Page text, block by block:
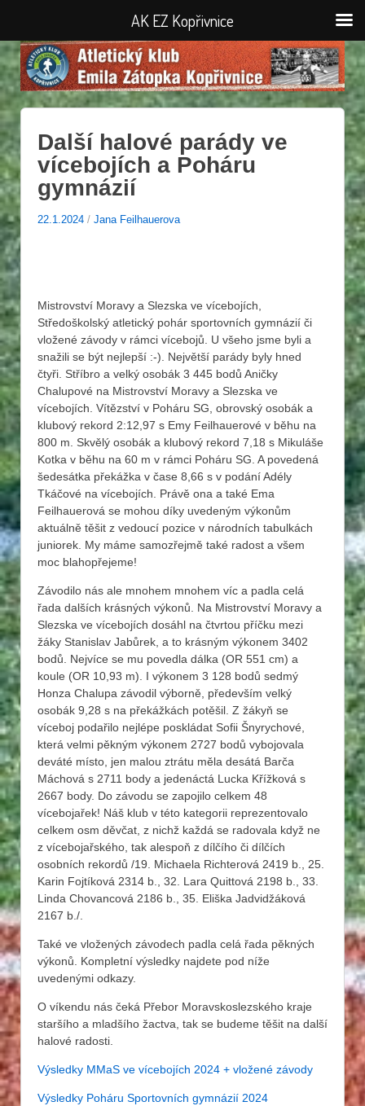
Další halové parády ve
vícebojích a Poháru
gymnázií
22.1.2024 / Jana Feilhauerova
Mistrovství Moravy a Slezska ve vícebojích,
Středoškolský atletický pohár sportovních gymnázií či
vložené závody v rámci vícebojů. U všeho jsme byli a
snažili se být nejlepší :-). Největší parády byly hned
čtyři. Stříbro a velký osobák 3 445 bodů Aničky
Chalupové na Mistrovství Moravy a Slezska ve
vícebojích. Vítězství v Poháru SG, obrovský osobák a
klubový rekord 2:12,97 s Emy Feilhauerové v běhu na
800 m. Skvělý osobák a klubový rekord 7,18 s Mikuláše
Kotka v běhu na 60 m v rámci Poháru SG. A povedená
šedesátka překážka v čase 8,66 s v podání Adély
Tkáčové na vícebojích. Právě ona a také Ema
Feilhauerová se mohou díky uvedeným výkonům
aktuálně těšit z vedoucí pozice v národních tabulkách
juniorek. My máme samozřejmě také radost a všem
moc blahopřejeme!
Závodilo nás ale mnohem mnohem víc a padla celá
řada dalších krásných výkonů. Na Mistrovství Moravy a
Slezska ve vícebojích dosáhl na čtvrtou příčku mezi
žáky Stanislav Jabůrek, a to krásným výkonem 3402
bodů. Nejvíce se mu povedla dálka (OR 551 cm) a
koule (OR 10,93 m). I výkonem 3 128 bodů sedmý
Honza Chalupa závodil výborně, především velký
osobák 9,28 s na překážkách potěšil. Z žákyň se
víceboj podařilo nejlépe poskládat Sofii Šnyrychové,
která velmi pěkným výkonem 2727 bodů vybojovala
deváté místo, jen malou ztrátu měla desátá Barča
Máchová s 2711 body a jedenáctá Lucka Křížková s
2667 body. Do závodu se zapojilo celkem 48
vícebojařek! Náš klub v této kategorii reprezentovalo
celkem osm děvčat, z nichž každá se radovala když ne
z vícebojařského, tak alespoň z dílčího či dílčích
osobních rekordů /19. Michaela Richterová 2419 b., 25.
Karin Fojtíková 2314 b., 32. Lara Quittová 2198 b., 33.
Linda Chovancová 2186 b., 35. Eliška Jadvidžáková
2167 b./.
Také ve vložených závodech padla celá řada pěkných
výkonů. Kompletní výsledky najdete pod níže
uvedenými odkazy.
O víkendu nás čeká Přebor Moravskoslezského kraje
staršího a mladšího žactva, tak se budeme těšit na další
halové radosti.
Výsledky MMaS ve vícebojích 2024 + vložené závody
Výsledky Poháru Sportovních gymnázií 2024
AK EZ Kopřivnice